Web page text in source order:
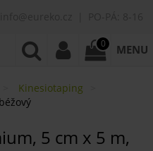
0 MENU
Kinesiotaping
5 cm x 5 m,